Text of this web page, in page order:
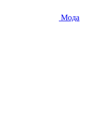
Мода